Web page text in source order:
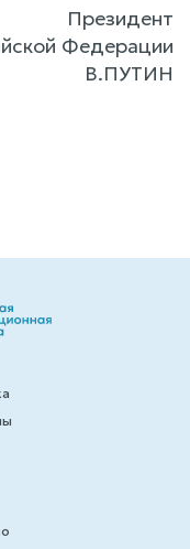
Президент
Федерации
В.ПУТИН